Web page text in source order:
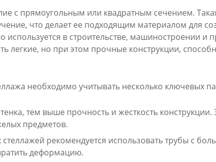
с прямоугольным или квадратным сечением.
что делает ее подходящим материалом для
используется в строительстве, машиностроении и
легкие, но при этом прочные конструкции,
необходимо учитывать несколько ключевых
тем выше прочность и жесткость конструкции.
предметов.
рекомендуется использовать трубы с
деформацию.